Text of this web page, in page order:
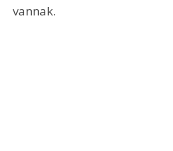
vannak.